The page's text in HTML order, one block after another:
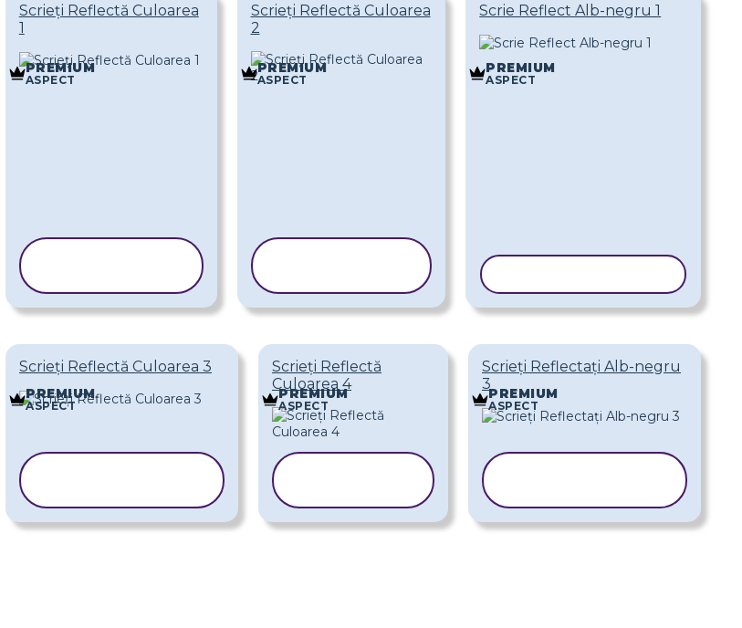
Scrieți Reflectă Culoarea
1
PREMIUM
ASPECT
Scrieți Reflectă Culoarea
2
PREMIUM
ASPECT
Scrie Reflect Alb-negru 1
PREMIUM
ASPECT
Scrieți Reflectă Culoarea 3
PREMIUM
ASPECT
Scrieți Reflectă
Culoarea 4
PREMIUM
ASPECT
Scrieți Reflectați Alb-negru
3
PREMIUM
ASPECT